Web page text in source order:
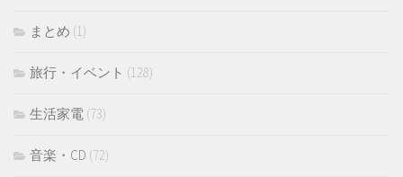
まとめ (1)
旅行・イベント (128)
生活家電 (73)
音楽・CD (72)